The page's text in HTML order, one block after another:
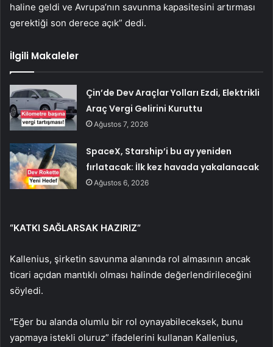
haline geldi ve Avrupa’nın savunma kapasitesini artırması
gerektiği son derece açık” dedi.
İlgili Makaleler
Çin’de Dev Araçlar Yolları Ezdi, Elektrikli
Araç Vergi Gelirini Kuruttu
Ağustos 7, 2026
SpaceX, Starship’i bu ay yeniden
fırlatacak: İlk kez havada yakalanacak
Ağustos 6, 2026
“KATKI SAĞLARSAK HAZIRIZ”
Kallenius, şirketin savunma alanında rol almasının ancak
ticari açıdan mantıklı olması halinde değerlendirileceğini
söyledi.
“Eğer bu alanda olumlu bir rol oynayabileceksek, bunu
yapmaya istekli oluruz” ifadelerini kullanan Kallenius,